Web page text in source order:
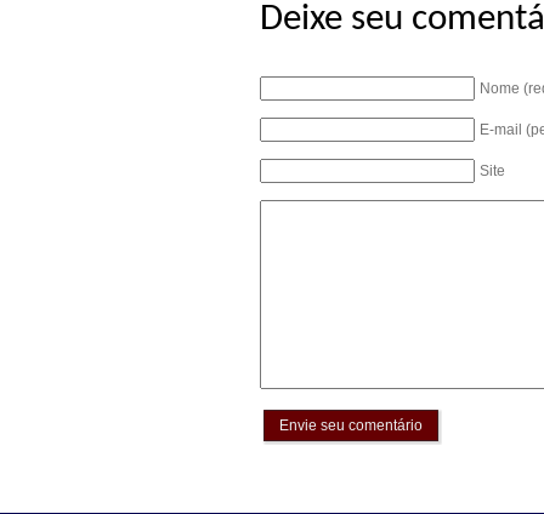
Deixe seu
Nome
E-mail
Site
Envie seu comentário